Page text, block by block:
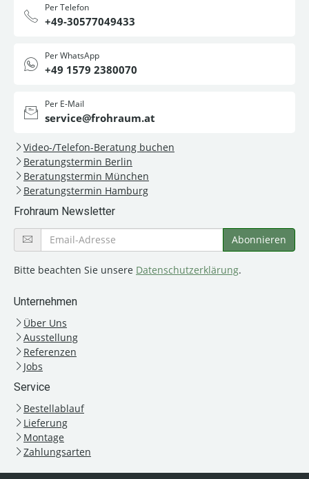
Per Telefon
+49-30577049433
Per WhatsApp
+49 1579 2380070
Per E-Mail
service@frohraum.at
Video-/Telefon-Beratung buchen
Beratungstermin Berlin
Beratungstermin München
Beratungstermin Hamburg
Frohraum Newsletter
Bitte beachten Sie unsere Datenschutzerklärung.
Unternehmen
Über Uns
Ausstellung
Referenzen
Jobs
Service
Bestellablauf
Lieferung
Montage
Zahlungsarten